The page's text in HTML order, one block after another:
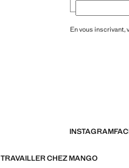
En vous inscrivant,
INSTAGRAM
TRAVAILLER CHEZ MANGO